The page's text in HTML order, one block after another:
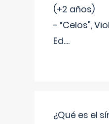
(+2 años)
- “Celos",
Ed....
¿Qué es el